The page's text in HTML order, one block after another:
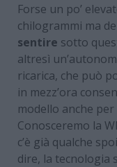
Forse un po’
chilogrammi ma
sentire sotto
altresì
ricarica, che può
in mezz’ora
modello anche
Conosceremo la
c’è già qualche
dire, la tecnologia